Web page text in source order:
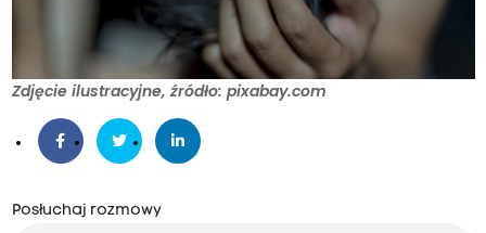
Zdjęcie ilustracyjne, źródło: pixabay.com
Posłuchaj rozmowy